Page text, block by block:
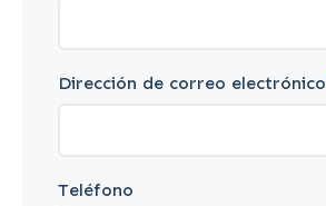
Dirección de correo electrónico
Teléfono